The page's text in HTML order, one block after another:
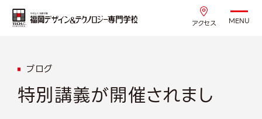
アクセス MENU
ブログ
特別講義が開催されまし